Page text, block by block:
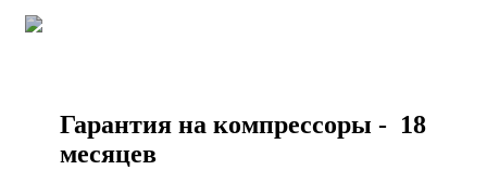
Гарантия на компрессоры - 18
месяцев